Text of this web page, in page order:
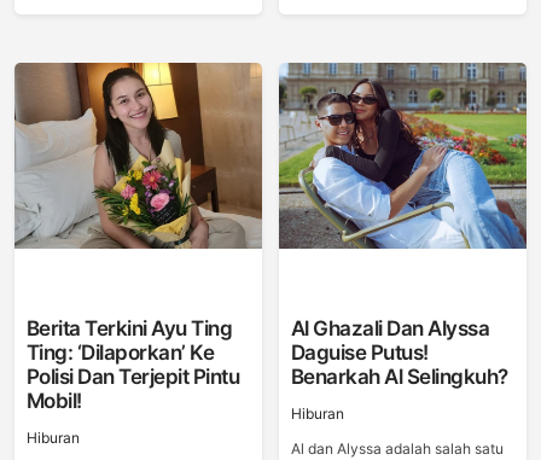
Berita Terkini Ayu Ting
Ting: ‘Dilaporkan’ Ke
Polisi Dan Terjepit Pintu
Mobil!
Hiburan
Al Ghazali Dan Alyssa
Daguise Putus!
Benarkah Al Selingkuh?
Hiburan
Al dan Alyssa adalah salah satu